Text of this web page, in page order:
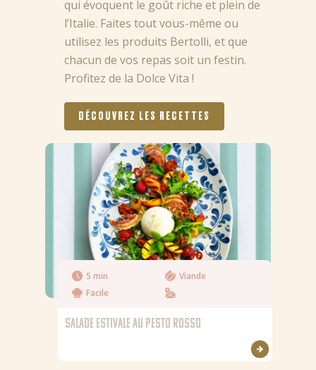
5 min
Viande
Facile
SALADE ESTIVALE AU PESTO ROSSO
qui évoquent le goût riche et plein de
l’Italie. Faites tout vous-même ou
utilisez les produits Bertolli, et que
chacun de vos repas soit un festin.
Profitez de la Dolce Vita !
DÉCOUVREZ LES RECETTES